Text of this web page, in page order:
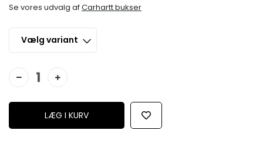
Se vores udvalg afCarhartt bukser